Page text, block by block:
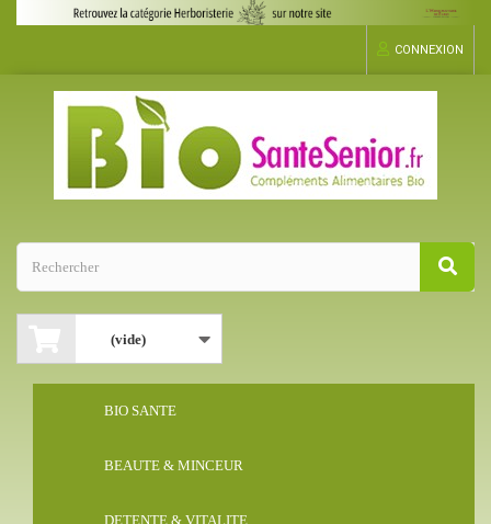
CONNEXION
(vide)
BIO SANTE
BEAUTE & MINCEUR
DETENTE & VITALITE